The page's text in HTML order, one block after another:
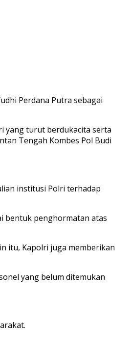
Perdana Putra sebagai
yang turut berdukacita serta
Tengah Kombes Pol Budi
institusi Polri terhadap
bentuk penghormatan atas
itu, Kapolri juga memberikan
yang belum ditemukan